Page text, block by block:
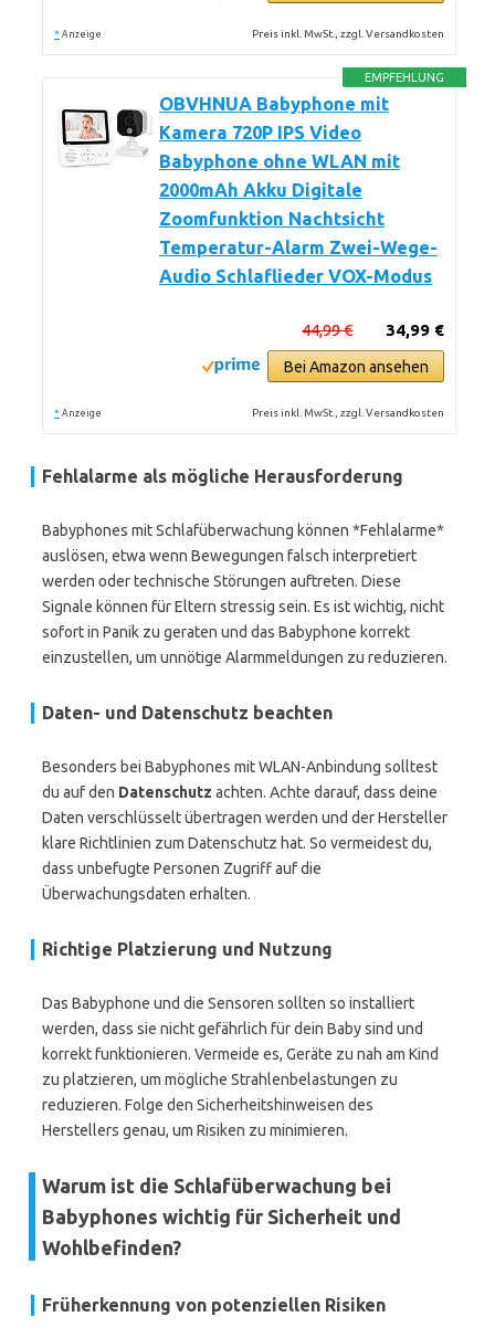
* Anzeige Preis inkl. MwSt., zzgl. Versandkosten
EMPFEHLUNG
OBVHNUA Babyphone mit
Kamera 720P IPS Video
Babyphone ohne WLAN mit
2000mAh Akku Digitale
Zoomfunktion Nachtsicht
Temperatur-Alarm Zwei-Wege-
Audio Schlaflieder VOX-Modus
34,99 €
44,99 €
Bei Amazon ansehen
* Anzeige Preis inkl. MwSt., zzgl. Versandkosten
Fehlalarme als mögliche Herausforderung
Babyphones mit Schlafüberwachung können *Fehlalarme*
auslösen, etwa wenn Bewegungen falsch interpretiert
werden oder technische Störungen auftreten. Diese
Signale können für Eltern stressig sein. Es ist wichtig, nicht
sofort in Panik zu geraten und das Babyphone korrekt
einzustellen, um unnötige Alarmmeldungen zu reduzieren.
Daten- und Datenschutz beachten
Besonders bei Babyphones mit WLAN-Anbindung solltest
du auf den Datenschutz achten. Achte darauf, dass deine
Daten verschlüsselt übertragen werden und der Hersteller
klare Richtlinien zum Datenschutz hat. So vermeidest du,
dass unbefugte Personen Zugriff auf die
Überwachungsdaten erhalten.
Richtige Platzierung und Nutzung
Das Babyphone und die Sensoren sollten so installiert
werden, dass sie nicht gefährlich für dein Baby sind und
korrekt funktionieren. Vermeide es, Geräte zu nah am Kind
zu platzieren, um mögliche Strahlenbelastungen zu
reduzieren. Folge den Sicherheitshinweisen des
Herstellers genau, um Risiken zu minimieren.
Warum ist die Schlafüberwachung bei
Babyphones wichtig für Sicherheit und
Wohlbefinden?
Früherkennung von potenziellen Risiken